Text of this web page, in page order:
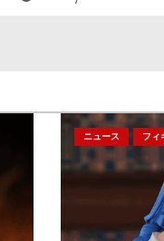
ニュース フィ